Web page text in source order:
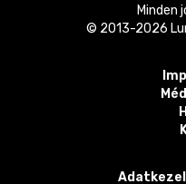
Minden
© 2013-2026